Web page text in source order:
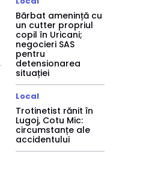
Bărbat amenință cu
un cutter propriul
copil în Uricani;
negocieri SAS
pentru
detensionarea
situației
Local
Trotinetist rănit în
Lugoj, Cotu Mic:
circumstanțe ale
accidentului